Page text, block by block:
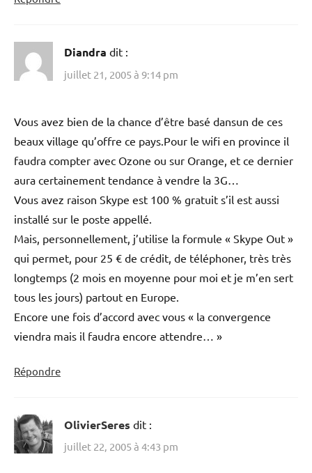
Diandra dit :
juillet 21, 2005 à 9:14 pm
Vous avez bien de la chance d’être basé dansun de ces
beaux village qu’offre ce pays.Pour le wifi en province il
faudra compter avec Ozone ou sur Orange, et ce dernier
aura certainement tendance à vendre la 3G…
Vous avez raison Skype est 100 % gratuit s’il est aussi
installé sur le poste appellé.
Mais, personnellement, j’utilise la formule « Skype Out »
qui permet, pour 25 € de crédit, de téléphoner, très très
longtemps (2 mois en moyenne pour moi et je m’en sert
tous les jours) partout en Europe.
Encore une fois d’accord avec vous « la convergence
viendra mais il faudra encore attendre… »
Répondre
OlivierSeres dit :
juillet 22, 2005 à 4:43 pm